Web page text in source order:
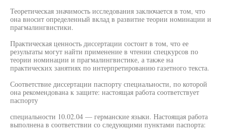
Теоретическая значимость исследования заключается в том, что
она вносит определенный вклад в развитие теории номинации и
прагмалингвистики.
Практическая ценность диссертации состоит в том, что ее
результаты могут найти применение в чтении спецкурсов по
теории номинации и прагмалингвистике, а также на
практических занятиях по интерпретированию газетного текста.
Соответствие диссертации паспорту специальности, по которой
она рекомендована к защите: настоящая работа соответствует
паспорту
специальности 10.02.04 — германские языки. Настоящая работа
выполнена в соответствии со следующими пунктами паспорта: